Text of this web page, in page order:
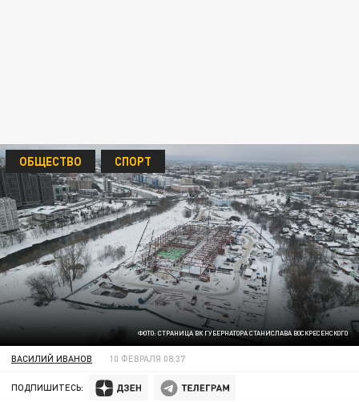
ФОТО: СТРАНИЦА ВК ГУБЕРНАТОРА СТАНИСЛАВА ВОСКРЕСЕНСКОГО
ОБЩЕСТВО СПОРТ
ВАСИЛИЙ ИВАНОВ 10 ФЕВРАЛЯ 08:37
ПОДПИШИТЕСЬ: